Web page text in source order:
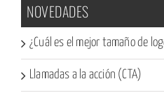
NOVEDADES
¿Cuál es el mejor tamaño de
Llamadas a la acción (CTA)